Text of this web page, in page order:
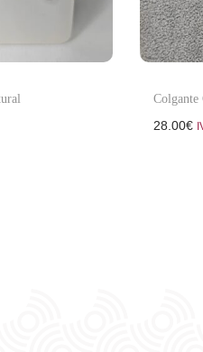
Colgante
28.00€